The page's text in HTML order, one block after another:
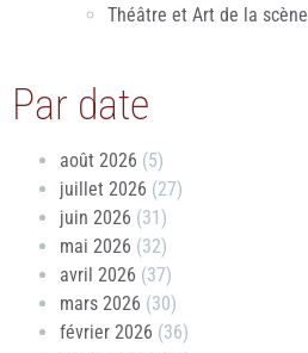
Théâtre et Art de la scène
Par date
août 2026 (5)
juillet 2026 (27)
juin 2026 (31)
mai 2026 (32)
avril 2026 (37)
mars 2026 (30)
février 2026 (36)